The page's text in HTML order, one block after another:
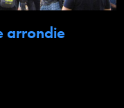
arrondie